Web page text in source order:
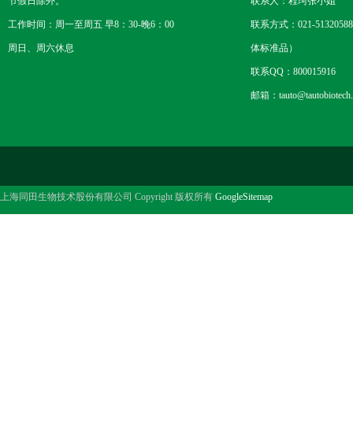
工作时间：周一至周五 早8：30-晚6：00
周日、周六休息
联系方式：021-
体标准品）
联系QQ：800015916
邮箱：
上海同田生物技术股份有限公司 Copyright 版权所有 GoogleSitemap